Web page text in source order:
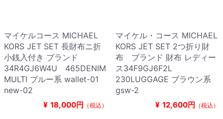
マイケルコース MICHAEL
KORS JET SET 長財布ニ折
小銭入付き ブランド
34R4GJ6W4U 465DENIM
MULTI ブルー系 wallet-01
new-02
¥ 18,000円 （税込）
マイケル・コース MICHAEL
KORS JET SET 2つ折り財
布 ブランド 財布 レディー
ス34F9GJ6F2L
230LUGGAGE ブラウン系
gsw-2
¥ 12,600円 （税込）